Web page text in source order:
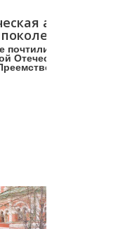
акция
память
Отечественной